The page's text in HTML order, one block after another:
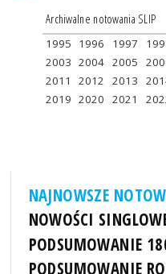
Archiwalne notowania SLIP
1995 1996 1997
2003 2004 2005
2011
2012 2013
2019 2020 2021
NAJNOWSZE
NOWOŚCI
PODSUMOWANIE
PODSUMOWANIE